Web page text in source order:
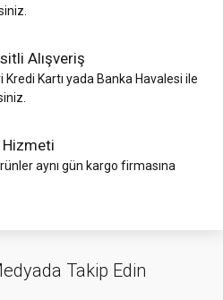
Alışveriş
Kartı yada Banka Havalesi ile
Hizmeti
aynı gün kargo firmasına
Takip Edin